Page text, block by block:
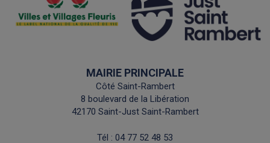
MAIRIE PRINCIPALE
Côté Saint-Rambert
8 boulevard de la Libération
42170 Saint-Just Saint-Rambert
Tél : 04 77 52 48 53